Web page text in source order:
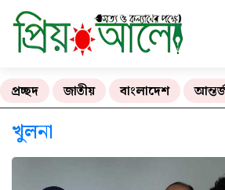
প্রচ্ছদ জাতীয় বাংলাদেশ
খুলনা